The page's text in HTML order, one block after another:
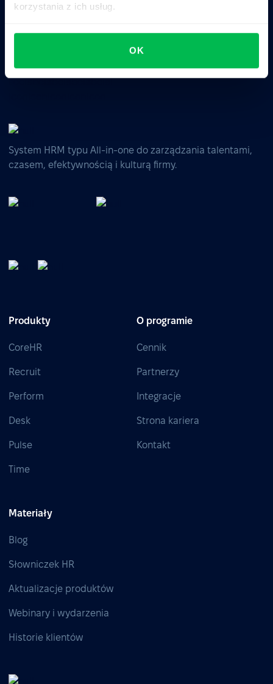
korzystania z ich usług.
OK
Business driven. People focused.
System HRM typu All-in-one do zarządzania talentami,
czasem, efektywnością i kulturą firmy.
Produkty
CoreHR
Recruit
Perform
Desk
Pulse
Time
O programie
Cennik
Partnerzy
Integracje
Strona kariera
Kontakt
Materiały
Blog
Słowniczek HR
Aktualizacje produktów
Webinary i wydarzenia
Historie klientów